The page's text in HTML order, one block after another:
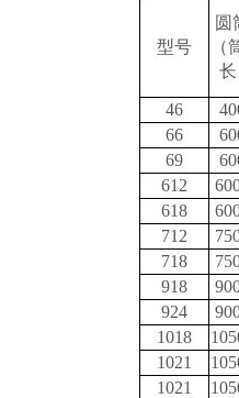
型号
圆
（
长
46
66
69
612
618
712
718
918
924
1018
1021
1021